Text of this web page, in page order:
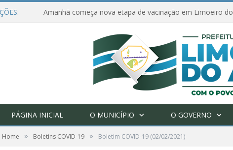
PÁGINA INICIAL O MUNICÍPIO O GOVERNO
Home » Boletins COVID-19 » Boletim COVID-19 (02/02/2021)